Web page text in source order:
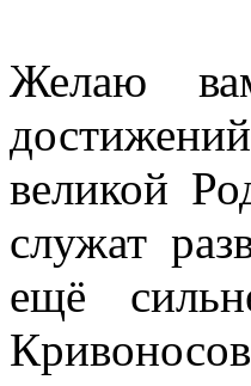
Желаю
великой
служат
ещё